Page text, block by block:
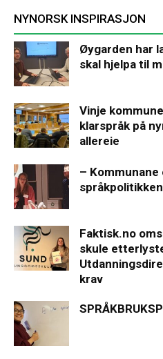
NYNORSK INSPIRASJON
Øygarden har
skal hjelpa til
Vinje
klarspråk på
allereie
–
språkpolitikken
Faktisk.no
skule
krav